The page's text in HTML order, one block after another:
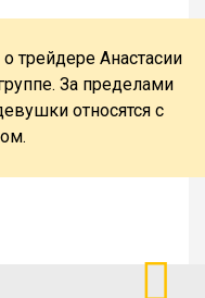
трейдере Анастасии
За пределами
относятся с